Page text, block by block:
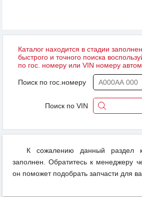
Каталог находится в стадии
быстрого и точного поиска
по гос. номеру или VIN номеру
Поиск по гос.номеру
Поиск по VIN
К сожалению данный раздел
заполнен. Обратитесь к менеджеру
он поможет подобрать запчасти для